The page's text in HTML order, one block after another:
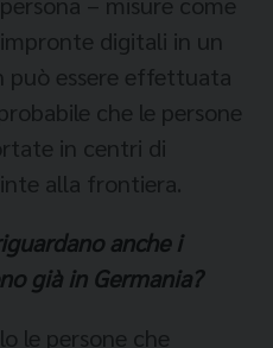
digitali in un
può essere effettuata
che le persone
in centri di
alla frontiera.
anche i
già in Germania?
le persone che